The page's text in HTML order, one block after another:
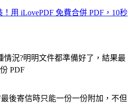
！用 iLovePDF 免費合併 PDF，10秒
情況?明明文件都準備好了，結果最
PDF
後寄信時只能一份一份附加，不但